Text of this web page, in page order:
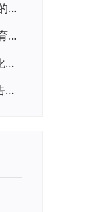
★ 教育系统深入学习宣传贯彻党的二十大精神学习专题
★ 国家教育行政学院关于举办教育系统深入学习宣传贯彻党的二十大精神专题网络培训的通知
习近平：实施科教兴国战略，强化现代化建设人才支撑
张志勇：深刻理解党的二十大报告关于教育的新思想、新战略、新要求